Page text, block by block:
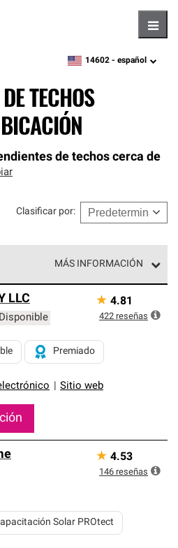
zipcode,language
14602 - español
TECHOS
de techos cerca de
Clasificar por:
MÁS INFORMACIÓN
superior de nuestra red
estándares estrictos de
nuestra mejor garantía de
LLC
Sitio web
Premiado
★ 4.81
422 reseñas
Solar PROtect
★ 4.53
146 reseñas